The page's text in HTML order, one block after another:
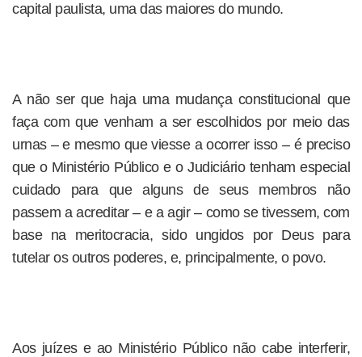
capital paulista, uma das maiores do mundo.
A não ser que haja uma mudança constitucional que
faça com que venham a ser escolhidos por meio das
urnas – e mesmo que viesse a ocorrer isso – é preciso
que o Ministério Público e o Judiciário tenham especial
cuidado para que alguns de seus membros não
passem a acreditar – e a agir – como se tivessem, com
base na meritocracia, sido ungidos por Deus para
tutelar os outros poderes, e, principalmente, o povo.
Aos juízes e ao Ministério Público não cabe interferir,